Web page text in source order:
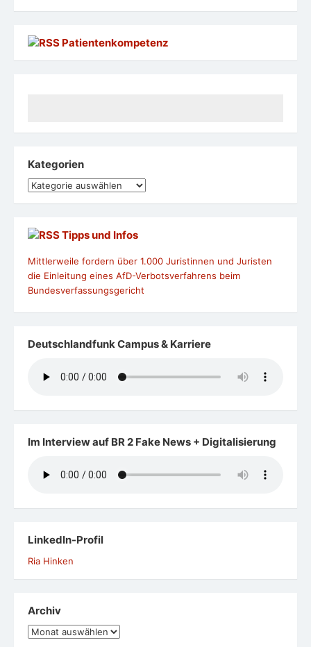
Patientenkompetenz
Kategorien
Kategorien
Tipps und Infos
Mittlerweile fordern über 1.000 Juristinnen und Juristen
die Einleitung eines AfD-Verbotsverfahrens beim
Bundesverfassungsgericht
Deutschlandfunk Campus & Karriere
Im Interview auf BR 2 Fake News + Digitalisierung
LinkedIn-Profil
Ria Hinken
Archiv
Archiv